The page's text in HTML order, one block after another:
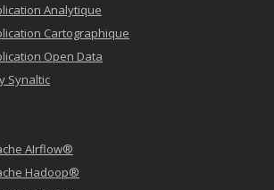
Analytique
Cartographique
Open Data
Synaltic
AIrflow®
Hadoop®